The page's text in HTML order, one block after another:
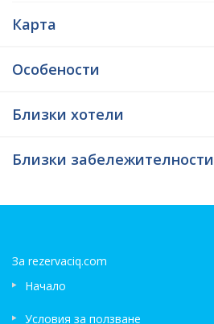
Карта
Особености
Близки хотели
Близки забележителности
За rezervaciq.com
Начало
Условия за ползване